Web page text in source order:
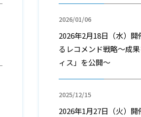
2026/01/06
2026年2月18日（水）
るレコメンド戦略～成
ィス」を公開～
2025/12/15
2026年1月27日（火）